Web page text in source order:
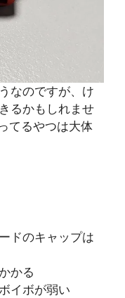
なのですが、け
るかもしれませ
てるやつは大体
ドのキャップは
かる
イボが弱い